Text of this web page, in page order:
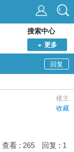
搜索中心
更多
回复
楼主
收藏
查看 : 265 回复 : 1